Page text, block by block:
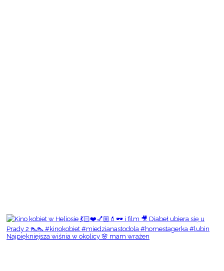
Najpiękniejsza wiśnia w okolicy 🌸 mam wrażen